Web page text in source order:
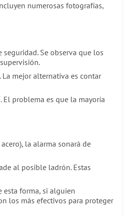
numerosas fotografías,
Se observa que los
mejor alternativa es contar
problema es que la mayoría
la alarma sonará de
al posible ladrón. Estas
forma, si alguien
los más efectivos para proteger